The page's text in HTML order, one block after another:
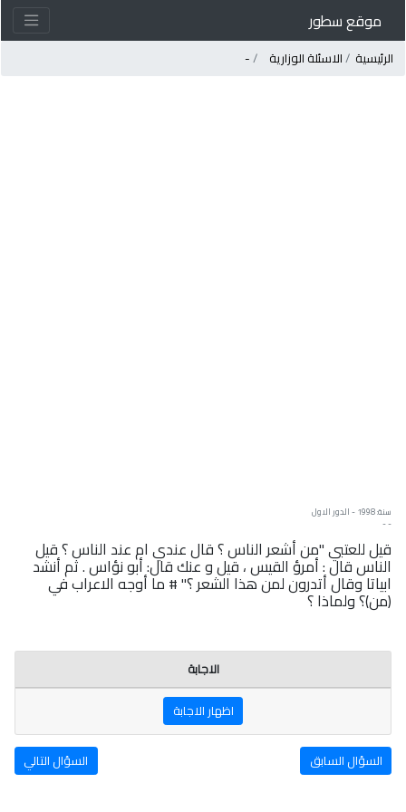
موقع سطور
الرئيسية الاسئلة الوزارية -
سنة: 1998 - الدور الاول
قيل للعتبي "من أشعر الناس ؟ قال عندي ام عند الناس ؟ قيل
الناس قال : أمرؤ القيس ، قيل و عنك قال: أبو نؤاس . ثم أنشد
ابياتا وقال أتدرون لمن هذا الشعر ؟" # ما أوجه الاعراب في
(من)؟ ولماذا ؟
الاجابة
اظهار الاجابة
السؤال السابق السؤال التالي